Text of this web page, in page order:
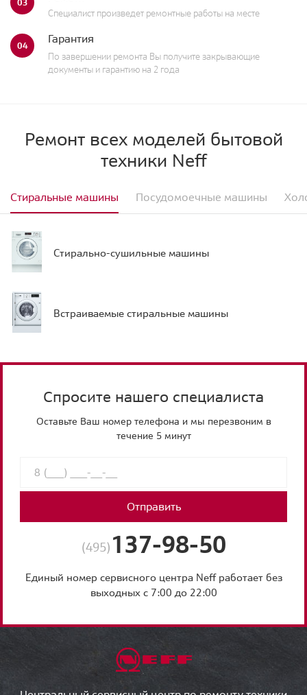
03
Специалист произведет ремонтные работы на месте
04 Гарантия
По завершении ремонта Вы получите закрывающие
документы и гарантию на 2 года
Ремонт всех моделей бытовой
техники Neff
Стиральные машины Посудомоечные машины
Стирально-сушильные машины
Встраиваемые стиральные машины
Спросите нашего специалиста
Оставьте Ваш номер телефона и мы перезвоним в
течение 5 минут
Отправить
(495) 137-98-50
Единый номер сервисного центра Neff работает без
выходных с 7:00 до 22:00